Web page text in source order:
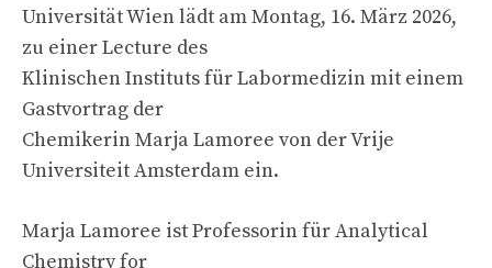
Universität Wien lädt am Montag, 16. März 2026,
zu einer Lecture des
Klinischen Instituts für Labormedizin mit einem
Gastvortrag der
Chemikerin Marja Lamoree von der Vrije
Universiteit Amsterdam ein.
Marja Lamoree ist Professorin für Analytical
Chemistry for